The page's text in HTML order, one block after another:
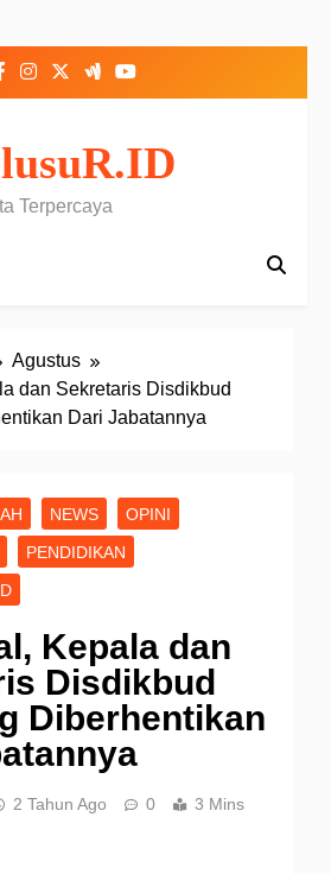
Terpercaya
Agustus
dan Sekretaris Disdikbud
Dari Jabatannya
NEWS
OPINI
PENDIDIKAN
Kepala dan
Disdikbud
Diberhentikan
2 Tahun Ago 0 3 Mins